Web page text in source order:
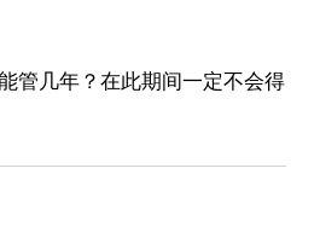
管几年？在此期间一定不会得